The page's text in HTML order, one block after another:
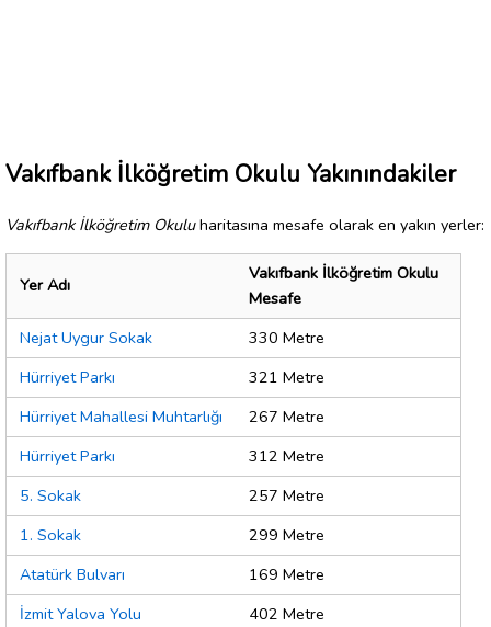
Vakıfbank İlköğretim Okulu Yakınındakiler
Vakıfbank İlköğretim Okuluharitasına mesafe olarak en yakın yerler:
Yer Adı
Vakıfbank İlköğretim Okulu
Mesafe
Nejat Uygur Sokak
330 Metre
Hürriyet Parkı
321 Metre
Hürriyet Mahallesi Muhtarlığı
267 Metre
Hürriyet Parkı
312 Metre
5. Sokak
257 Metre
1. Sokak
299 Metre
Atatürk Bulvarı
169 Metre
İzmit Yalova Yolu
402 Metre